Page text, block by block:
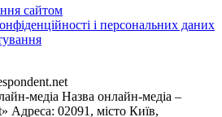
сайтом
і персональних даних
медіа Назва онлайн-медіа –
Адреса: 02091, місто Київ,